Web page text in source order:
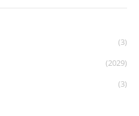
(3)
(2029)
(3)